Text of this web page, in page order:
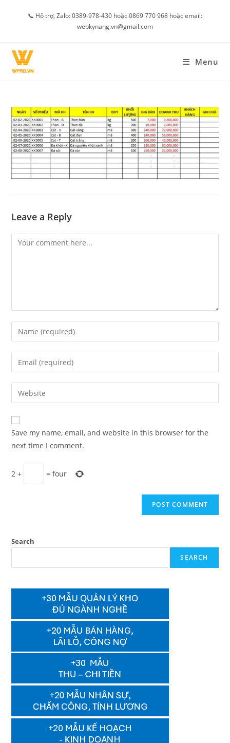
📞 Hỗ trợ, Zalo: 0389-978-430 hoặc 0869 770 968 hoặc email:
webkynang.vn@gmail.com
Menu
Leave a Reply
Comment
Enter
your
name
comment
Enter
your
email
address
comment
Enter
your
website
URL
(optional)
Save my name, email, and website in this browser for the
next time I comment.
2 + =four
Search
SEARCH